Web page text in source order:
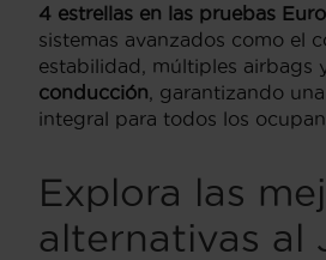
4 estrellas en las pruebas
sistemas avanzados como el
estabilidad, múltiples airbags
conducción , garantizando
integral para todos los
Explora las
alternativas al